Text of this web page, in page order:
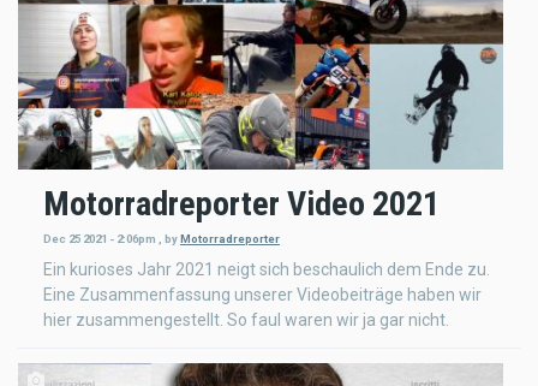
Motorradreporter Video 2021
Dec 25 2021 - 2:06pm byMotorradreporter
Ein kurioses Jahr 2021 neigt sich beschaulich dem Ende zu.
Eine Zusammenfassung unserer Videobeiträge haben wir
hier zusammengestellt. So faul waren wir ja gar nicht.